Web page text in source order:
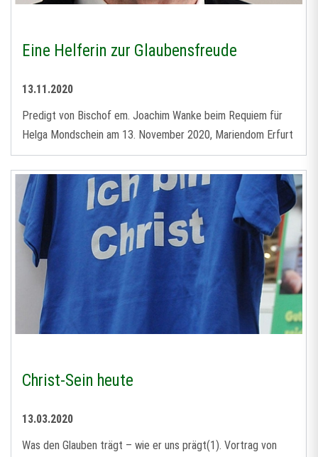
Eine Helferin zur Glaubensfreude
13.11.2020
Predigt von Bischof em. Joachim Wanke beim Requiem für
Helga Mondschein am 13. November 2020, Mariendom Erfurt
Christ-Sein heute
13.03.2020
Was den Glauben trägt – wie er uns prägt(1). Vortrag von